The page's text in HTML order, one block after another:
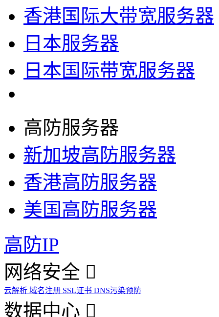
香港国际大带宽服务器
日本服务器
日本国际带宽服务器
高防服务器
新加坡高防服务器
香港高防服务器
美国高防服务器
高防IP
网络安全
云解析 域名注册 SSL证书 DNS污染预防
数据中心